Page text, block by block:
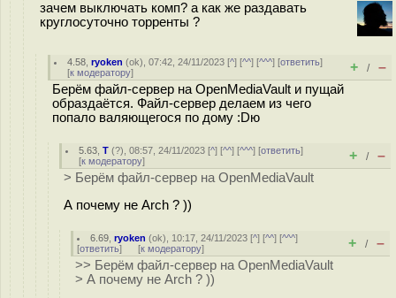
зачем выключать комп? а как же раздавать
круглосуточно торренты ?
4.58 ,ryoken (ok), 07:42, 24/11/2023 [^] [^^] [^^^] [ответить]
[к модератору] + / –
Берём файл-сервер на OpenMediaVault и пущай
образдаётся. Файл-сервер делаем из чего
попало валяющегося по дому :Dю
5.63 ,T (?), 08:57, 24/11/2023 [^] [^^] [^^^] [ответить]
[к модератору] + / –
> Берём файл-сервер на OpenMediaVault
А почему не Arch ? ))
6.69 ,ryoken (ok), 10:17, 24/11/2023 [^] [^^] [^^^]
[ответить] [к модератору] + / –
>> Берём файл-сервер на OpenMediaVault
> А почему не Arch ? ))